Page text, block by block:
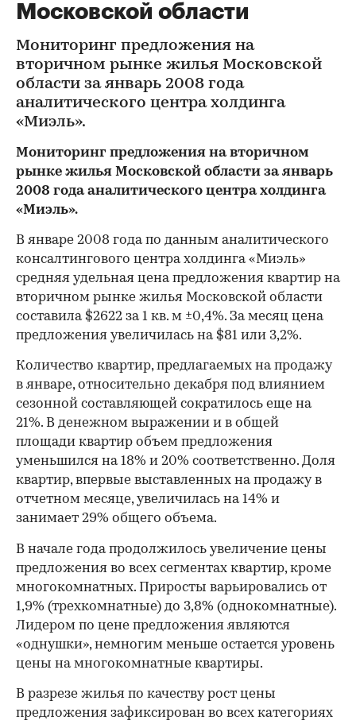
Московской области
Мониторинг предложения на
вторичном рынке жилья Московской
области за январь 2008 года
аналитического центра холдинга
«Миэль».
Мониторинг предложения на вторичном
рынке жилья Московской области за январь
2008 года аналитического центра холдинга
«Миэль».
В январе 2008 года по данным аналитического
консалтингового центра холдинга «Миэль»
средняя удельная цена предложения квартир на
вторичном рынке жилья Московской области
составила $2622 за 1 кв. м ±0,4%. За месяц цена
предложения увеличилась на $81 или 3,2%.
Количество квартир, предлагаемых на продажу
в январе, относительно декабря под влиянием
сезонной составляющей сократилось еще на
21%. В денежном выражении и в общей
площади квартир объем предложения
уменьшился на 18% и 20% соответственно. Доля
квартир, впервые выставленных на продажу в
отчетном месяце, увеличилась на 14% и
занимает 29% общего объема.
В начале года продолжилось увеличение цены
предложения во всех сегментах квартир, кроме
многокомнатных. Приросты варьировались от
1,9% (трехкомнатные) до 3,8% (однокомнатные).
Лидером по цене предложения являются
«однушки», немногим меньше остается уровень
цены на многокомнатные квартиры.
В разрезе жилья по качеству рост цены
предложения зафиксирован во всех категориях